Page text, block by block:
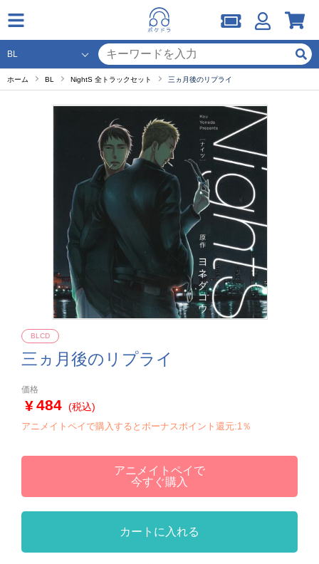
ホーム BL NightS 全トラックセット 三ヵ月後のリプライ
三ヵ月後のリプライ
BLCD
価格
484 (税込)
アニメイトペイで購入するとボーナスポイント還元:1％
アニメイトペイで
今すぐ購入
カートに入れる